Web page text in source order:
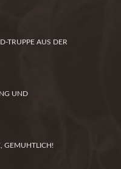
TRUPPE AUS DER
UND
GEMUHTLICH!